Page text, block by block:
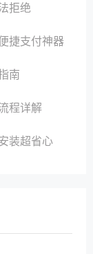
拒绝
捷支付神器
南
程详解
装超省心